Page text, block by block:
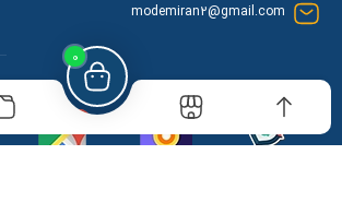
0
modemiran2@gmail.com